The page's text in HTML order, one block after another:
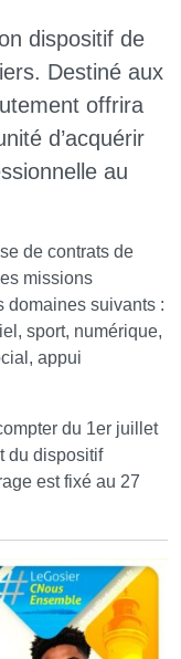
dispositif de
Destiné aux
offrira
d’acquérir
au
de contrats de
missions
domaines suivants :
sport, numérique,
appui
du 1er juillet
du dispositif
est fixé au 27